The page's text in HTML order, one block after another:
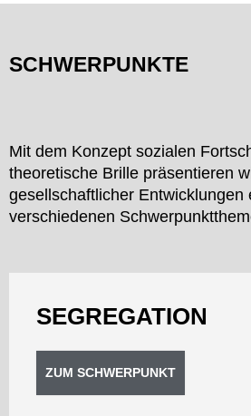
SCHWERPUNKTE
Mit dem Konzept sozialen
theoretische Brille präsentieren
gesellschaftlicher Entwicklungen
verschiedenen
SEGREGATION
ZUM SCHWERPUNKT